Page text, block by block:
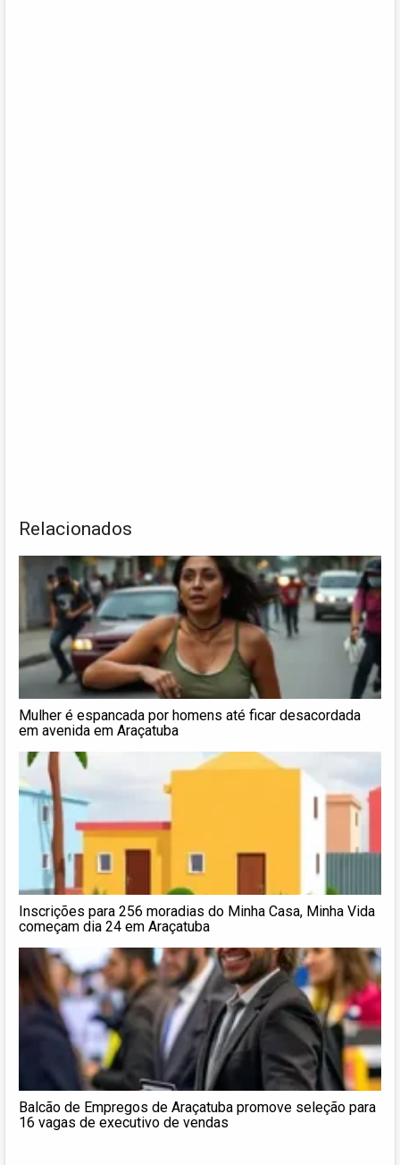
Relacionados
Mulher é espancada por homens até ficar desacordada
em avenida em Araçatuba
Inscrições para 256 moradias do Minha Casa, Minha Vida
começam dia 24 em Araçatuba
Balcão de Empregos de Araçatuba promove seleção para
16 vagas de executivo de vendas